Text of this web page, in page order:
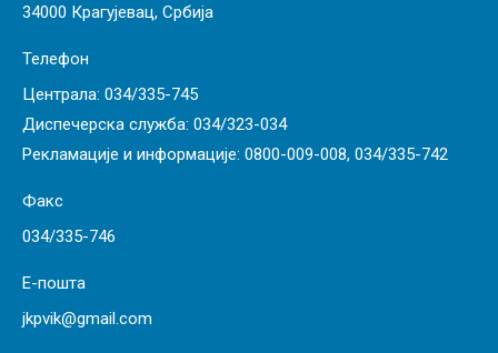
34000 Крагујевац, Србија
Телефон
Централа: 034/335-745
Диспечерска служба: 034/323-034
Рекламације и информације: 0800-009-008, 034/335-742
Факс
034/335-746
Е-пошта
jkpvik@gmail.com